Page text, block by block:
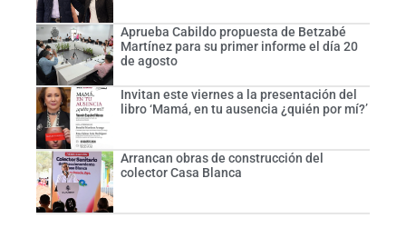
Aprueba Cabildo propuesta de Betzabé
Martínez para su primer informe el día 20
de agosto
Invitan este viernes a la presentación del
libro ‘Mamá, en tu ausencia ¿quién por mí?’
Arrancan obras de construcción del
colector Casa Blanca